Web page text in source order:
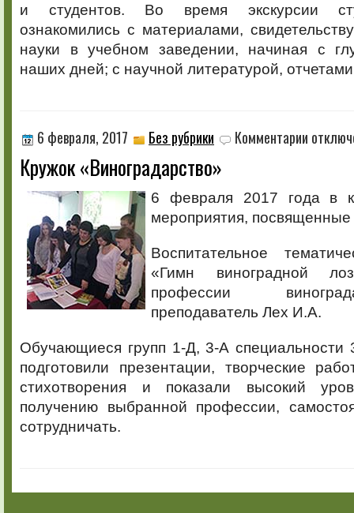
и студентов. Во время экскурсии
ознакомились с материалами,
науки в учебном заведении, начиная с
наших дней; с научной литературой,
6 февраля, 2017 Без рубрики Комментарии записи
Кружок «Виноградарство»
6 февраля 2017 года в
мероприятия,
Воспитательное
«Гимн виноградной
профессии
преподаватель Лех И.А.
Обучающиеся групп 1-Д, 3-А специальности
подготовили презентации, творческие
стихотворения и показали высокий
получению выбранной профессии,
сотрудничать.